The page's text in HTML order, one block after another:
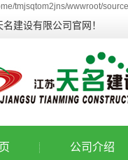
tmjsqtom2jns/wwwroot/
建设有限公司官网！
公司介绍